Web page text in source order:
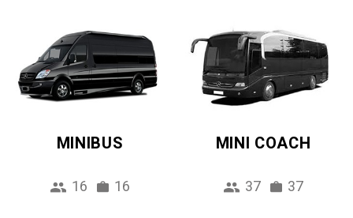
MINIBUS
16 16
MINI COACH
37 37